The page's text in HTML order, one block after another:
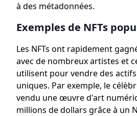
à des métadonnées.
Exemples de NFTs
Les NFTs ont rapidement
avec de nombreux artistes et
utilisent pour vendre des
uniques. Par exemple, le
vendu une œuvre d'art
millions de dollars grâce à un